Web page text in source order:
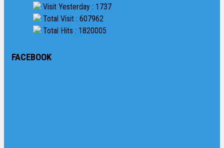
Visit Yesterday : 1737
Total Visit : 607962
Total Hits : 1820005
FACEBOOK